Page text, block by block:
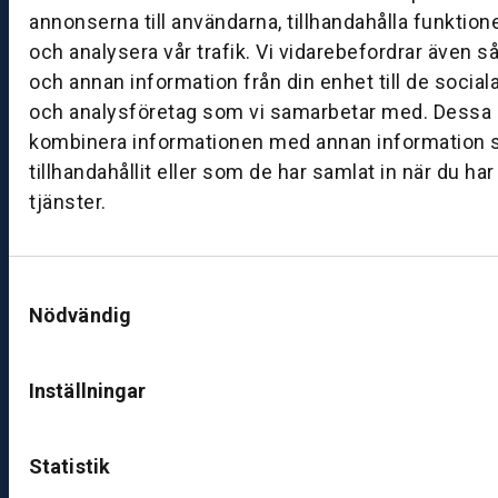
annonserna till användarna, tillhandahålla
och analysera vår trafik. Vi vidarebefordrar även
och annan information från din enhet till de
och analysföretag som vi samarbetar med. Dessa
kombinera informationen med annan information
tillhandahållit eller som de har samlat in när du
tjänster.
Nödvändig
Inställningar
Statistik
8:
0
0
–
0
0
ut
k
d